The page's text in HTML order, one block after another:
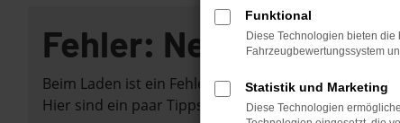
Fehler: Network Error
Beim Laden ist ein Fehler aufgetreten.
Hier sind ein paar Tipps, die dir helfen können:
Funktional
Diese Technologien bieten
Fahrzeugbewertungssystem
Statistik und Marketing
Diese Technologien